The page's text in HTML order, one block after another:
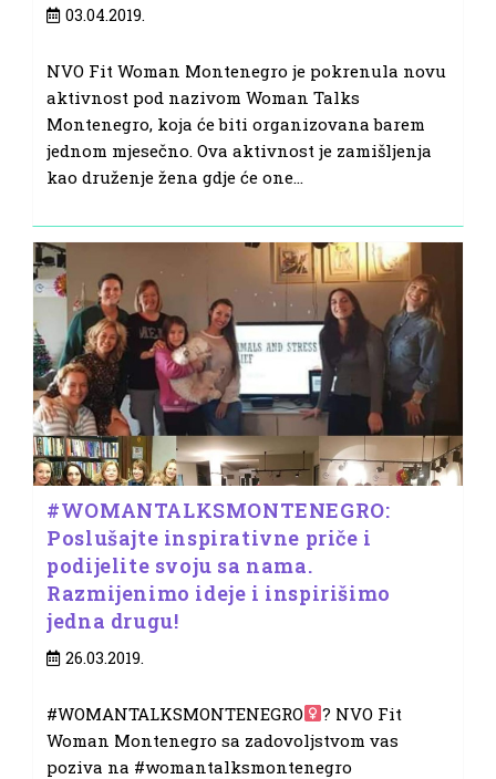
Post
03.04.2019.
NVO Fit Woman Montenegro je pokrenula novu
aktivnost pod nazivom Woman Talks
Montenegro, koja će biti organizovana barem
jednom mjesečno. Ova aktivnost je zamišljenja
kao druženje žena gdje će one…
#WOMANTALKSMONTENEGRO:
Poslušajte inspirativne priče i
podijelite svoju sa nama.
Razmijenimo ideje i inspirišimo
jedna drugu!
Post
26.03.2019.
#WOMANTALKSMONTENEGRO
? NVO Fit
Woman Montenegro sa zadovoljstvom vas
poziva na #womantalksmontenegro